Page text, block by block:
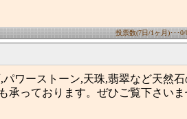
投票数(7日/1ヶ月)･･･
ワーストーン,天珠,翡翠など天然
承っております。ぜひご覧下さいま